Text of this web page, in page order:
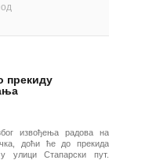
прекиду
извођења радова на
доћи ће до прекида
улици Стапарски пут.